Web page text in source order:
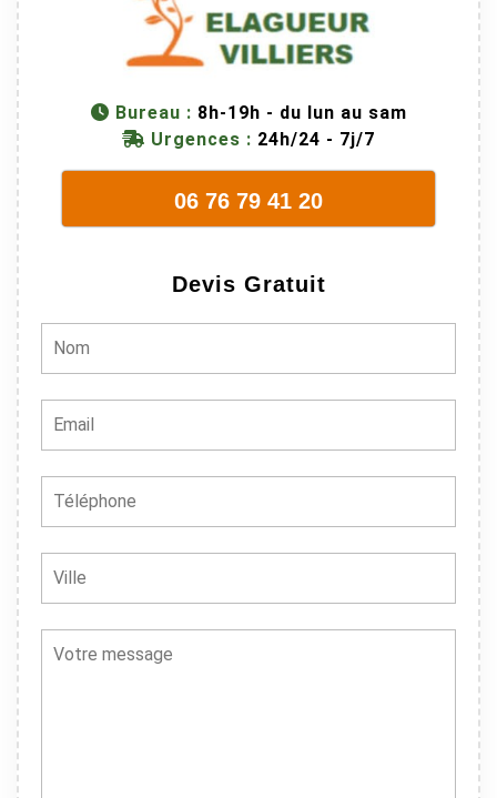
connaissent
très bien leur
métier, c'est
évidence. Et
en plus ils
sont vraiment
Bref, nous
Bureau : 8h-19h - du lun au sam
Urgences : 24h/24 - 7j/7
06 76 79 41 20
Devis Gratuit